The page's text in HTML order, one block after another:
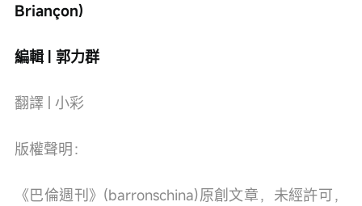
Briançon)
編輯 | 郭力群
翻譯 | 小彩
版權聲明：
《巴倫週刊》(barronschina)原創文章，未經許可，